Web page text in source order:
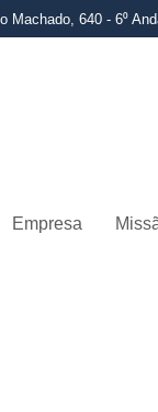
Machado, 640 - 6⁰
Empresa